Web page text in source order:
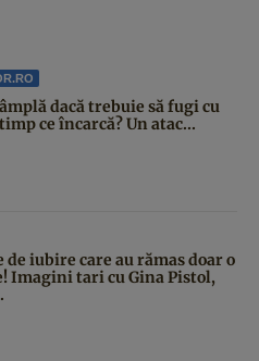
dacă trebuie să fugi cu
ce încarcă? Un atac...
de iubire care au rămas doar o
Imagini tari cu Gina Pistol,